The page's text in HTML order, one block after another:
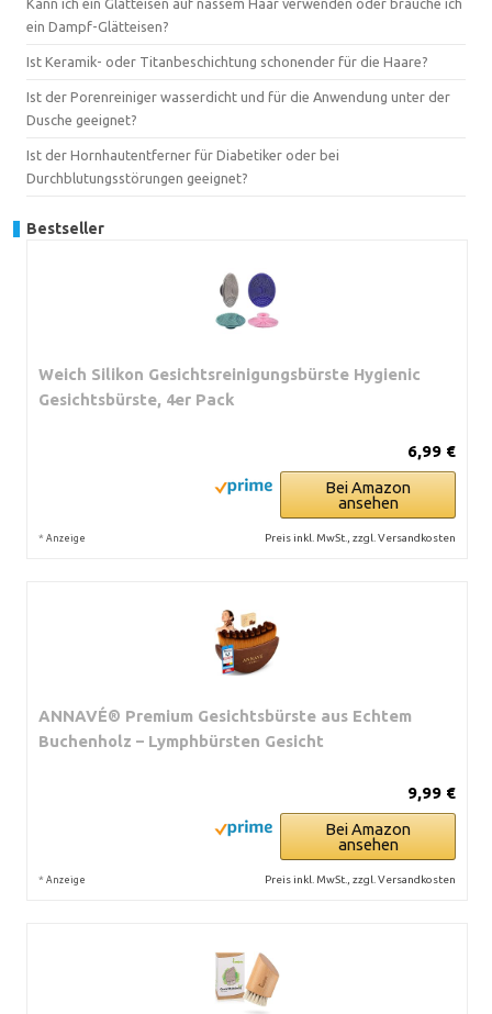
Kann ich ein Glätteisen auf nassem Haar verwenden oder brauche ich
ein Dampf-Glätteisen?
Ist Keramik- oder Titanbeschichtung schonender für die Haare?
Ist der Porenreiniger wasserdicht und für die Anwendung unter der
Dusche geeignet?
Ist der Hornhautentferner für Diabetiker oder bei
Durchblutungsstörungen geeignet?
Bestseller
Weich Silikon Gesichtsreinigungsbürste Hygienic
Gesichtsbürste, 4er Pack
6,99 €
Bei Amazon
ansehen
* Anzeige Preis inkl. MwSt., zzgl. Versandkosten
ANNAVÉ® Premium Gesichtsbürste aus Echtem
Buchenholz – Lymphbürsten Gesicht
9,99 €
Bei Amazon
ansehen
* Anzeige Preis inkl. MwSt., zzgl. Versandkosten